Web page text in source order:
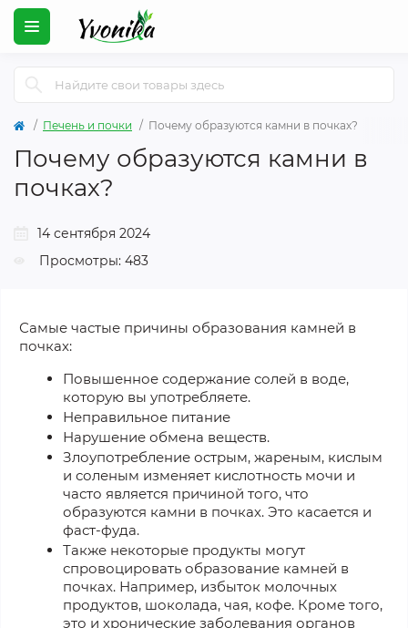
Печень и почки Почему образуются камни в почках?
Почему образуются камни в
почках?
14 сентября 2024
Просмотры: 483
Самые частые причины образования камней в
почках:
Повышенное содержание солей в воде,
которую вы употребляете.
Неправильное питание
Нарушение обмена веществ.
Злоупотребление острым, жареным, кислым
и соленым изменяет кислотность мочи и
часто является причиной того, что
образуются камни в почках. Это касается и
фаст-фуда.
Также некоторые продукты могут
спровоцировать образование камней в
почках. Например, избыток молочных
продуктов, шоколада, чая, кофе. Кроме того,
это и хронические заболевания органов